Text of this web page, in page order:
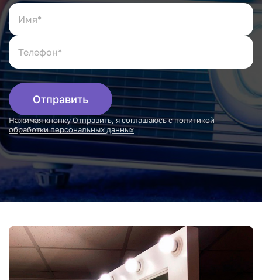
Отправить
Нажимая кнопку Отправить, я соглашаюсь сполитикой
обработки персональных данных